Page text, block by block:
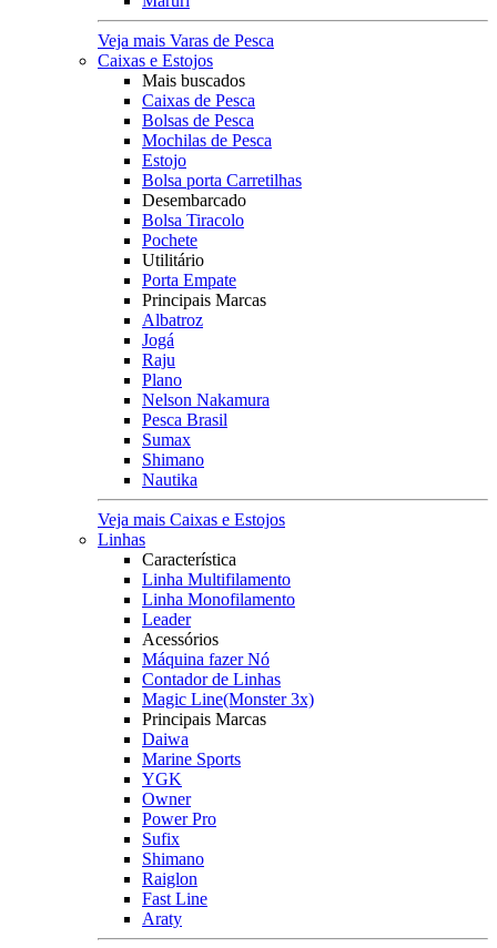
Veja mais Varas de Pesca
Caixas e Estojos
Mais buscados
Caixas de Pesca
Bolsas de Pesca
Mochilas de Pesca
Estojo
Bolsa porta Carretilhas
Desembarcado
Bolsa Tiracolo
Pochete
Utilitário
Porta Empate
Principais Marcas
Albatroz
Jogá
Raju
Plano
Nelson Nakamura
Pesca Brasil
Sumax
Shimano
Nautika
Veja mais Caixas e Estojos
Linhas
Característica
Linha Multifilamento
Linha Monofilamento
Leader
Acessórios
Máquina fazer Nó
Contador de Linhas
Magic Line(Monster 3x)
Principais Marcas
Daiwa
Marine Sports
YGK
Owner
Power Pro
Sufix
Shimano
Raiglon
Fast Line
Araty